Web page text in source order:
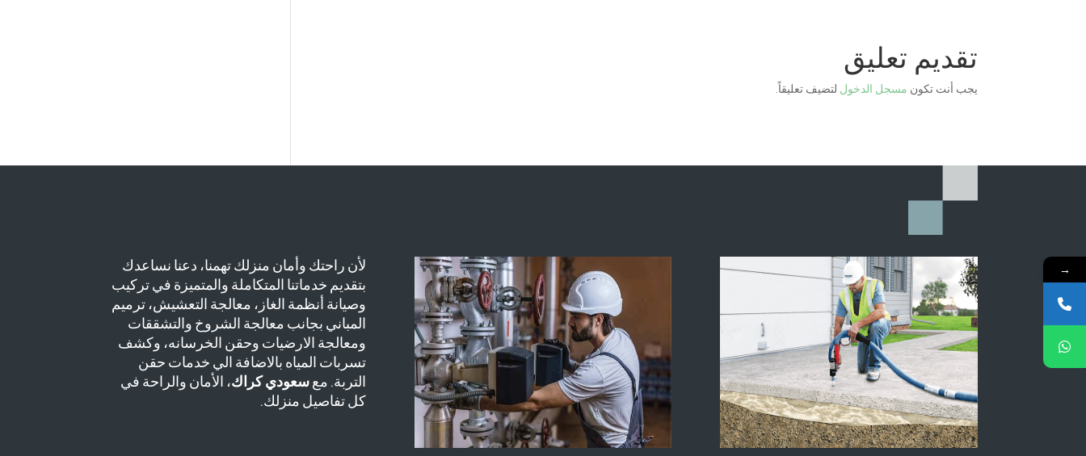
تقديم تعليق
يجب أنت تكون مسجل الدخول لتضيف تعليقاً.
لأن راحتك وأمان منزلك تهمنا، دعنا نساعدك
بتقديم خدماتنا المتكاملة والمتميزة في تركيب
وصيانة أنظمة الغاز، معالجة التعشيش، ترميم
المباني بجانب معالجة الشروخ والتشققات
ومعالجة الارضيات وحقن الخرسانه، وكشف
تسربات المياه بالاضافة الي خدمات حقن
التربة. مع سعودي كراك، الأمان والراحة في
كل تفاصيل منزلك.
→